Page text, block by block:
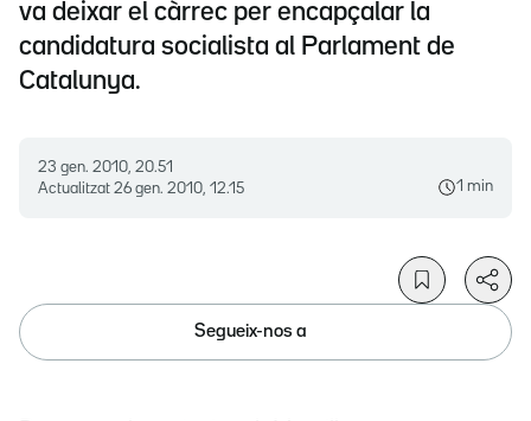
va deixar el càrrec per encapçalar la
candidatura socialista al Parlament de
Catalunya.
23 gen. 2010, 20.51
Actualitzat 26 gen. 2010, 12.15 1 min
Segueix-nos a